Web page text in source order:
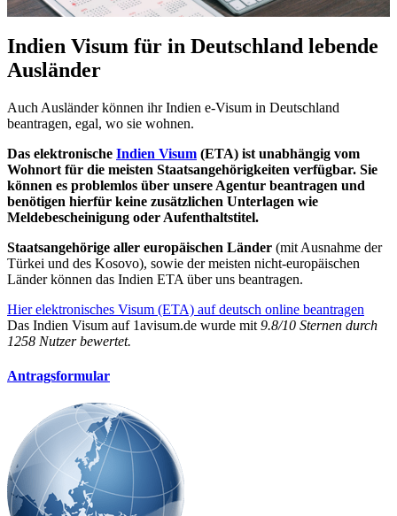
Indien Visum für in Deutschland lebende
Ausländer
Auch Ausländer können ihr Indien e-Visum in Deutschland
beantragen, egal, wo sie wohnen.
Das elektronische Indien Visum (ETA) ist unabhängig vom
Wohnort für die meisten Staatsangehörigkeiten verfügbar. Sie
können es problemlos über unsere Agentur beantragen und
benötigen hierfür keine zusätzlichen Unterlagen wie
Meldebescheinigung oder Aufenthaltstitel.
Staatsangehörige aller europäischen Länder (mit Ausnahme der
Türkei und des Kosovo), sowie der meisten nicht-europäischen
Länder können das Indien ETA über uns beantragen.
Hier elektronisches Visum (ETA) auf deutsch online beantragen
Das Indien Visum auf 1avisum.de wurde mit 9.8/10 Sternen durch
1258 Nutzer bewertet.
Antragsformular